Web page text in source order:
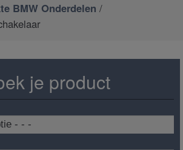
BMW Onderdelen /
je product